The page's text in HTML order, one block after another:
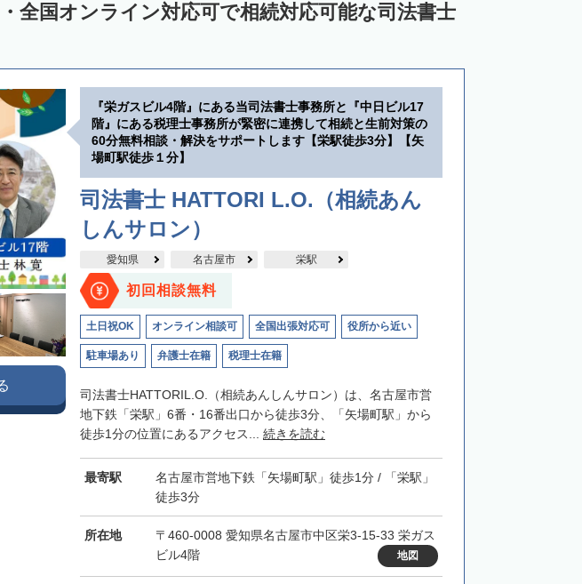
全国オンライン対応可で相続対応可能な司法書士
『栄ガスビル4階』にある当司法書士事務所と『中日ビル17
階』にある税理士事務所が緊密に連携して相続と生前対策の
60分無料相談・解決をサポートします【栄駅徒歩3分】【矢
場町駅徒歩１分】
司法書士 HATTORI L.O.（相続あん
しんサロン）
愛知県 名古屋市 栄駅
初回相談無料
土日祝OK オンライン相談可 全国出張対応可 役所から近い
駐車場あり 弁護士在籍 税理士在籍
司法書士HATTORIL.O.（相続あんしんサロン）は、名古屋市営
地下鉄「栄駅」6番・16番出口から徒歩3分、「矢場町駅」から
徒歩1分の位置にあるアクセス... 続きを読む
最寄駅
名古屋市営地下鉄「矢場町駅」徒歩1分 / 「栄駅」
徒歩3分
所在地
〒460-0008 愛知県名古屋市中区栄3-15-33 栄ガス
ビル4階
地図